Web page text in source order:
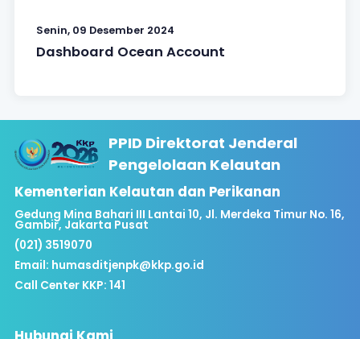
Senin, 09 Desember 2024
Dashboard Ocean Account
PPID Direktorat Jenderal
Pengelolaan Kelautan
Kementerian Kelautan dan Perikanan
Gedung Mina Bahari III Lantai 10, Jl. Merdeka Timur No. 16,
Gambir, Jakarta Pusat
(021) 3519070
Email: humasditjenpk@kkp.go.id
Call Center KKP: 141